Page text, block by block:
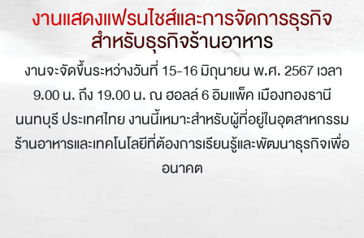
งานแสดงแฟรนไชส์และการจัดการธุรกิจ
สำหรับธุรกิจร้านอาหาร
งานจะจัดขึ้นระหว่างวันที่ 15-16 มิถุนายน พ.ศ. 2567 เวลา
9.00 น. ถึง 19.00 น. ณ ฮอลล์ 6 อิมแพ็ค เมืองทองธานี
นนทบุรี ประเทศไทย งานนี้เหมาะสำหรับผู้ที่อยู่ในอุตสาหกรรม
ร้านอาหารและเทคโนโลยีที่ต้องการเรียนรู้และพัฒนาธุรกิจเพื่อ
อนาคต